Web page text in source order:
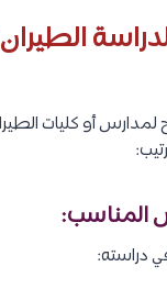
أو كليات
دراسته: